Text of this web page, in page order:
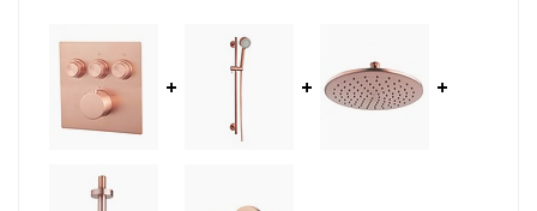
+ + +